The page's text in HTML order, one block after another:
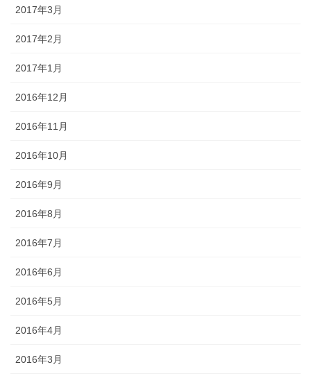
2017年3月
2017年2月
2017年1月
2016年12月
2016年11月
2016年10月
2016年9月
2016年8月
2016年7月
2016年6月
2016年5月
2016年4月
2016年3月